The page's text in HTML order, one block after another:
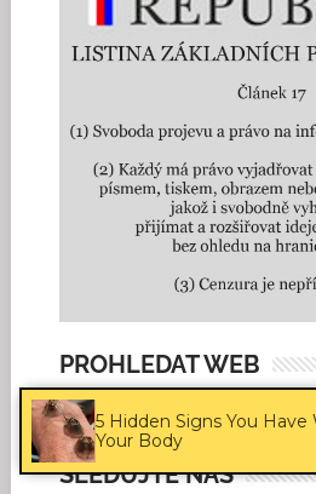
5 Hidden Signs You Have
Your Body
PROHLEDAT WEB
SLEDUJTE NÁS